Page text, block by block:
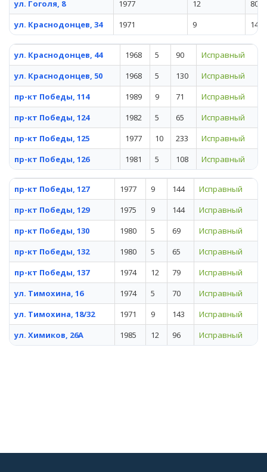
ул. Гоголя, 8 1977 12
80
ул. Краснодонцев, 34
1971 9 144
ул. Краснодонцев, 44 1968 5 90
Исправный
ул. Краснодонцев, 50
1968 5 130
Исправный
пр-кт Победы, 114
1989 9 71
Исправный
пр-кт Победы, 124
1982 5 65
Исправный
пр-кт Победы, 125
1977 10 233
Исправный
пр-кт Победы, 126
1981 5 108 Исправный
пр-кт Победы, 127 1977 9 144
Исправный
пр-кт Победы, 129
1975 9 144
Исправный
пр-кт Победы, 130
1980 5 69
Исправный
пр-кт Победы, 132
1980 5 65
Исправный
пр-кт Победы, 137
1974 12 79
Исправный
ул. Тимохина, 16
1974 5 70
Исправный
ул. Тимохина, 18/32
1971 9 143
Исправный
ул. Химиков, 26А
1985 12 96 Исправный